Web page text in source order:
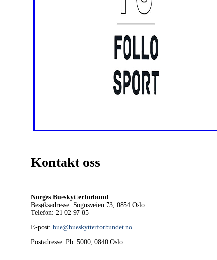
Kontakt oss
Norges Bueskytterforbund
Besøksadresse: Sognsveien 73, 0854 Oslo
Telefon: 21 02 97 85
E-post: bue@bueskytterforbundet.no
Postadresse: Pb. 5000, 0840 Oslo